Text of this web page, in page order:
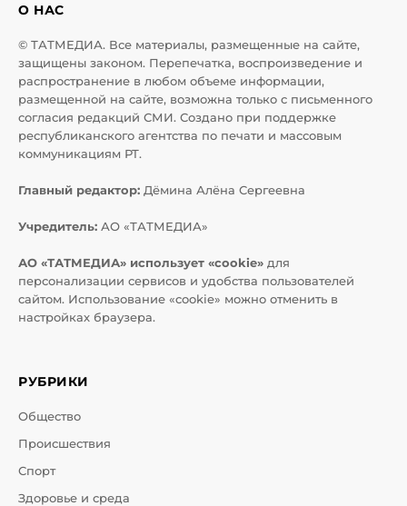
О НАС
© ТАТМЕДИА. Все материалы, размещенные на сайте,
защищены законом. Перепечатка, воспроизведение и
распространение в любом объеме информации,
размещенной на сайте, возможна только с письменного
согласия редакций СМИ. Создано при поддержке
республиканского агентства по печати и массовым
коммуникациям РТ.
Главный редактор: Дёмина Алёна Сергеевна
Учредитель: АО «ТАТМЕДИА»
АО «ТАТМЕДИА» использует «cookie» для
персонализации сервисов и удобства пользователей
сайтом. Использование «cookie» можно отменить в
настройках браузера.
РУБРИКИ
Общество
Происшествия
Спорт
Здоровье и среда